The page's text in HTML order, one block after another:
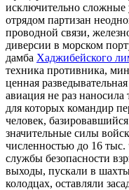
исключительно сложные
отрядом партизан
проводной связи,
диверсии в морском
дамба Хаджибейского
техника противника,
ценная
авиация не раз
для которых командир
человек,
значительные силы
численностью до 16
службы безопасности
выходы, пускали в
колодцах, оставляли